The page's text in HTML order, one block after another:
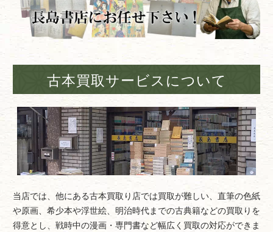
古本買取サービスについて
当店では、他にある古本買取り店では買取が難しい、直筆の色紙
や原画、希少本や浮世絵、明治時代までの古典籍などの買取りを
得意とし、戦時中の漫画・専門書など幅広く買取の対応ができま